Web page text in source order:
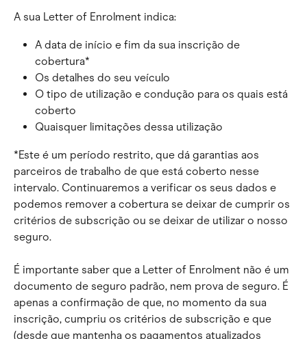
A sua Letter of Enrolment indica:
A data de início e fim da sua inscrição de
cobertura*
Os detalhes do seu veículo
O tipo de utilização e condução para os quais está
coberto
Quaisquer limitações dessa utilização
*Este é um período restrito, que dá garantias aos
parceiros de trabalho de que está coberto nesse
intervalo. Continuaremos a verificar os seus dados e
podemos remover a cobertura se deixar de cumprir os
critérios de subscrição ou se deixar de utilizar o nosso
seguro.
É importante saber que a Letter of Enrolment não é um
documento de seguro padrão, nem prova de seguro. É
apenas a confirmação de que, no momento da sua
inscrição, cumpriu os critérios de subscrição e que
(desde que mantenha os pagamentos atualizados